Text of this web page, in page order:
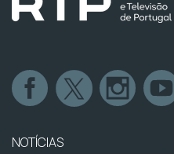
NOTÍCIAS